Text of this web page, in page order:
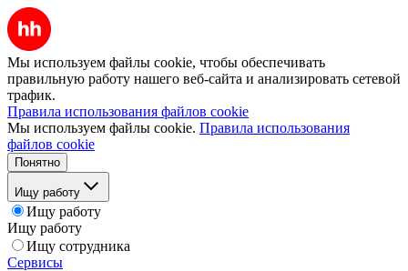
Мы используем файлы cookie, чтобы обеспечивать
правильную работу нашего веб-сайта и анализировать сетевой
трафик.
Правила использования файлов cookie
Мы используем файлы cookie. Правила использования
файлов cookie
Понятно
Ищу работу
Ищу работу
Ищу работу
Ищу сотрудника
Сервисы